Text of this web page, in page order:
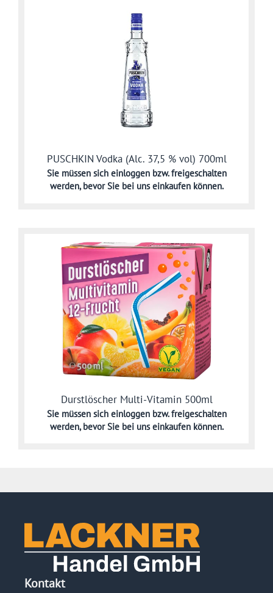
PUSCHKIN Vodka (Alc. 37,5 % vol) 700ml
Sie müssen sich einloggen bzw. freigeschalten
werden,bevor Sie bei uns einkaufen können.
Durstlöscher Multi-Vitamin 500ml
Sie müssen sich einloggen bzw. freigeschalten
werden,bevor Sie bei uns einkaufen können.
Kontakt